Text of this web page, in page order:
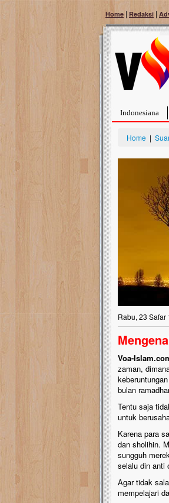
Home | Redaksi |
Indonesiana
Home |
Rabu, 23
Voa-
zaman,
bulan
Tentu saja
untuk
Karena para
dan sholihin.
sungguh
selalu din anti
Agar tidak
mempelajari